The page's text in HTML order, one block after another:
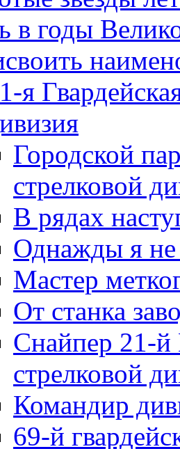
в годы
я
Городской
стрелковой
В рядах
Однажды я
Мастер
От станка
Снайпер 21-й
стрелковой
Командир
69-й